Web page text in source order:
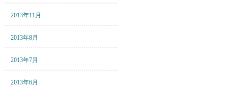
2013年11月
2013年8月
2013年7月
2013年6月